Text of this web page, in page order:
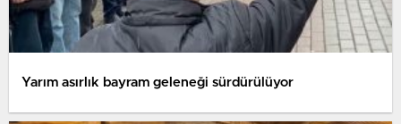
Yarım asırlık bayram geleneği sürdürülüyor